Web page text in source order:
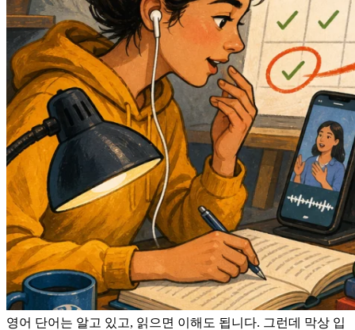
영어 단어는 알고 있고, 읽으면 이해도 됩니다. 그런데 막상 입